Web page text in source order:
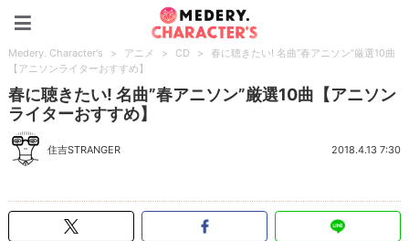
Medery. Character's > アニメ > CD >
春に聴きたい! 名曲”春アニソン”厳選10曲
【アニソンライターおすすめ】
春に聴きたい! 名曲”春アニソン”厳選10曲【アニソン
ライターおすすめ】
住吉STRANGER 2018.4.13 7:30